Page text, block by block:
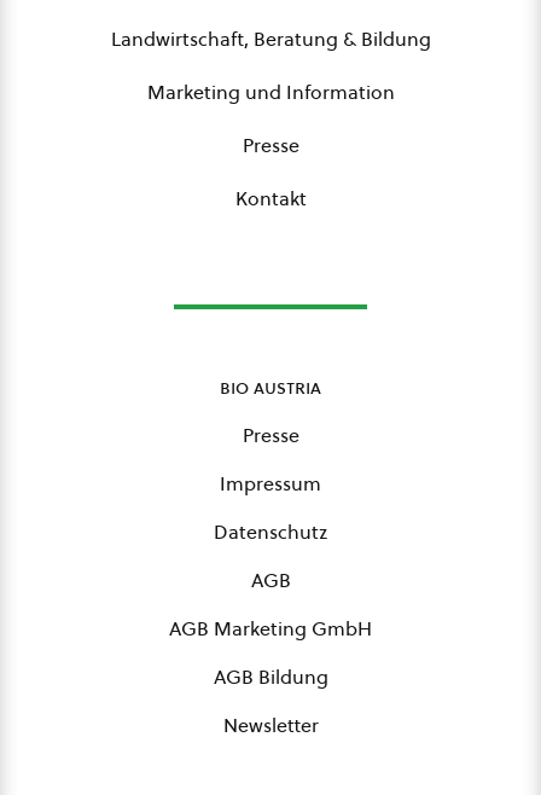
Landwirtschaft, Beratung & Bildung
Marketing und Information
Presse
Kontakt
bio austria
Presse
Impressum
Datenschutz
AGB
AGB Marketing GmbH
AGB Bildung
Newsletter